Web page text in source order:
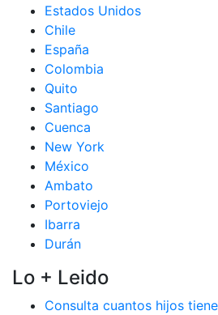
Estados Unidos
Chile
España
Colombia
Quito
Santiago
Cuenca
New York
México
Ambato
Portoviejo
Ibarra
Durán
Lo + Leido
Consulta cuantos hijos